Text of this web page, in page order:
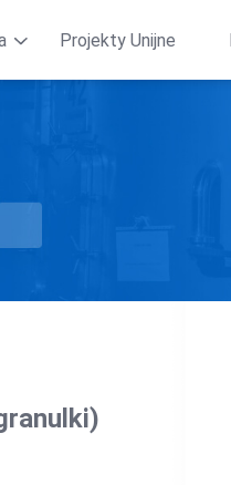
Projekty Unijne